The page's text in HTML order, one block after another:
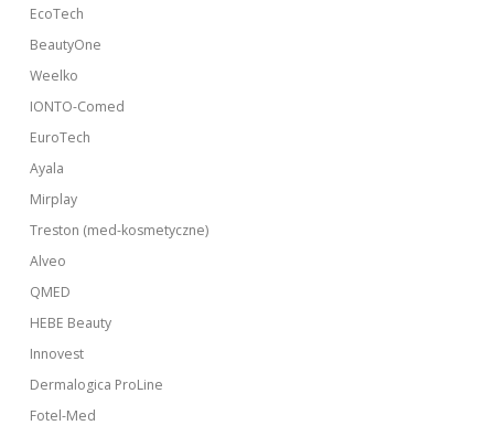
EcoTech
BeautyOne
Weelko
IONTO-Comed
EuroTech
Ayala
Mirplay
Treston (med-kosmetyczne)
Alveo
QMED
HEBE Beauty
Innovest
Dermalogica ProLine
Fotel-Med